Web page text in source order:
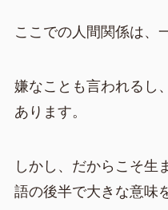
ここでの人間関係は、
嫌なことも言われるし
あります。
しかし、だからこそ生
語の後半で大きな意味